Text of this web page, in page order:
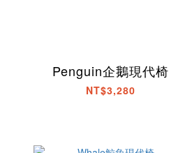
Penguin企鵝現代椅
NT$3,280